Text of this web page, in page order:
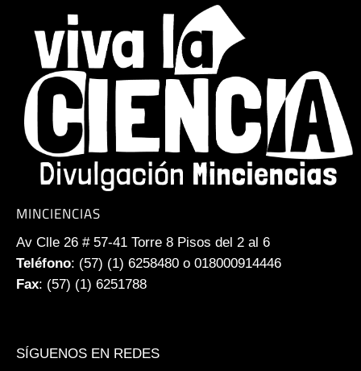
MINCIENCIAS
Av Clle 26 # 57-41 Torre 8 Pisos del 2 al 6
Teléfono: (57) (1) 6258480 o 018000914446
Fax: (57) (1) 6251788
SÍGUENOS EN REDES